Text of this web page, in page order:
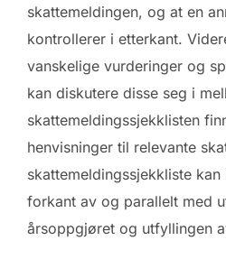
skattemeldingen, og at en
kontrollerer i etterkant.
vanskelige vurderinger og
kan diskutere disse seg i
skattemeldingssjekklisten
henvisninger til relevante
skattemeldingssjekkliste
forkant av og parallelt med
årsoppgjøret og utfyllingen